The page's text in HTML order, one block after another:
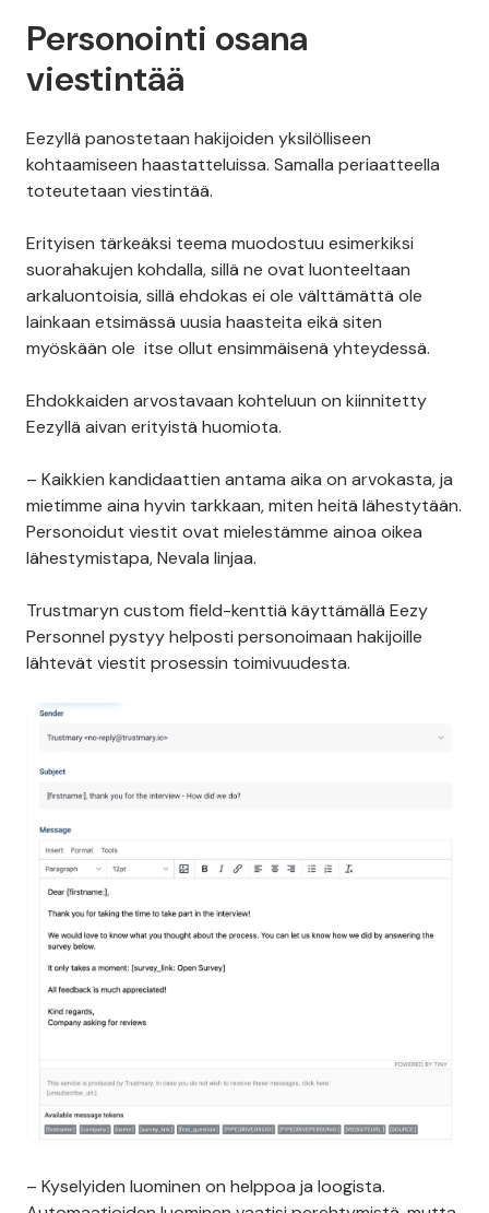
Personointi osana
viestintää
Eezyllä panostetaan hakijoiden yksilölliseen
kohtaamiseen haastatteluissa. Samalla periaatteella
toteutetaan viestintää.
Erityisen tärkeäksi teema muodostuu esimerkiksi
suorahakujen kohdalla, sillä ne ovat luonteeltaan
arkaluontoisia, sillä ehdokas ei ole välttämättä ole
lainkaan etsimässä uusia haasteita eikä siten
myöskään ole itse ollut ensimmäisenä yhteydessä.
Ehdokkaiden arvostavaan kohteluun on kiinnitetty
Eezyllä aivan erityistä huomiota.
– Kaikkien kandidaattien antama aika on arvokasta, ja
mietimme aina hyvin tarkkaan, miten heitä lähestytään.
Personoidut viestit ovat mielestämme ainoa oikea
lähestymistapa, Nevala linjaa.
Trustmaryn custom field-kenttiä käyttämällä Eezy
Personnel pystyy helposti personoimaan hakijoille
lähtevät viestit prosessin toimivuudesta.
– Kyselyiden luominen on helppoa ja loogista.